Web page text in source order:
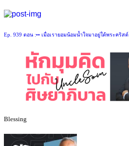
Ep. 939 ตอน :•• เมื่อเรายอมน้อมน้ำใจมาอยู่ใต้พระคริสต์
Blessing